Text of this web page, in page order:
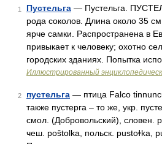
1 Пустельга — Пустельга.
рода соколов. Длина около 35
ярче самки. Распространена в
привыкает к человеку; охотно
городских зданиях. Попытка
Иллюстрированный
2 пустельга — птица Fаlсо
также пустерга – то же, укр.
смол. (Добровольский), словен.
чеш. роštоlkа, польск. pustoɫka,